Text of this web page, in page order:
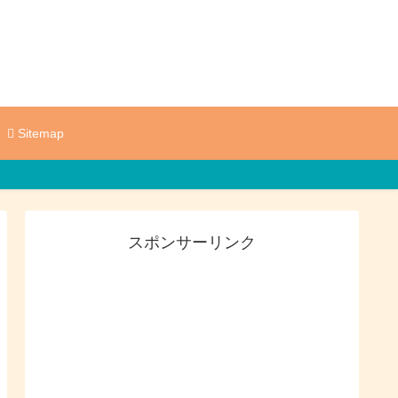
Sitemap
スポンサーリンク